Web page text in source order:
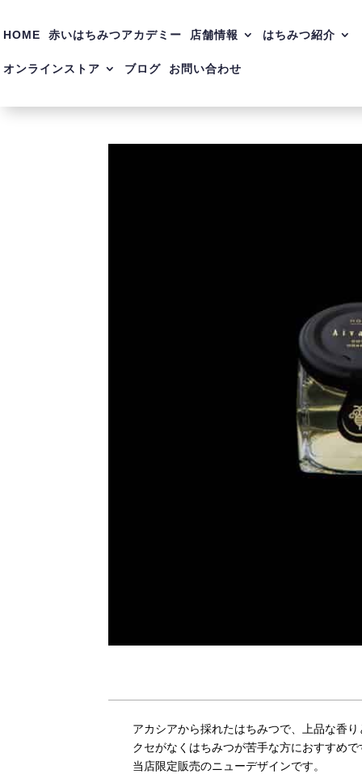
HOME 赤いはちみつアカデミー 店舗情報 はちみつ紹介
オンラインストア ブログ お問い合わせ
アカシアから採れたはちみつで、上品な香
クセがなくはちみつが苦手な方におすすめで
当店限定販売のニューデザインです。